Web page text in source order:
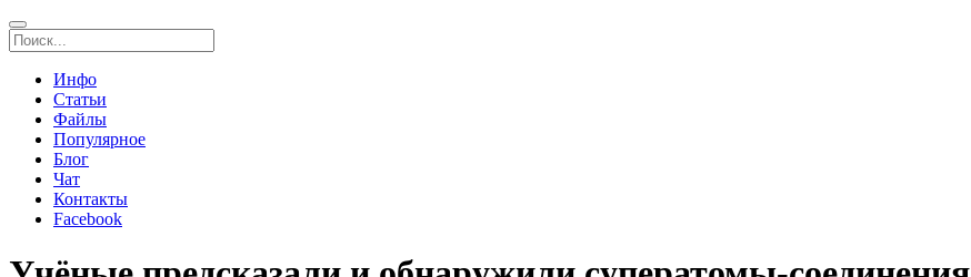
Инфо
Статьи
Файлы
Популярное
Блог
Чат
Контакты
Facebook